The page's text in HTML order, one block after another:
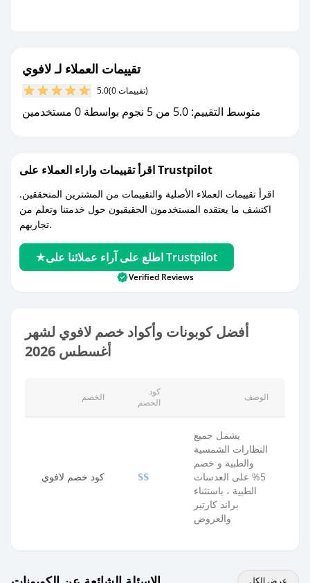
مع صحصح، تسوق بذكاء ووفّر على كل مشترياتك مع
تقييمات العملاء لـ لافوي
5.0 (0 تقييمات)
متوسط التقييم: 5.0 من 5 نجوم بواسطة 0 مستخدمين
اقرأ تقييمات واراء العملاء على Trustpilot
اقرأ تقييمات العملاء الأصلية والتقييمات من المشترين المتحققين.
اكتشف ما يعتقده المستخدمون الحقيقيون حول خدمتنا وتعلم من
تجاربهم.
اطلع على آراء عملائنا على Trustpilot
Verified Reviews
أفضل كوبونات وأكواد خصم لافوي لشهر
أغسطس 2026
الخصم
كود
الخصم
الوصف
كود خصم لافوي SS
يشمل جميع
النظارات الشمسية
والطبية و خصم
5% على العدسات
الطبية ، باستثناء
براند كارتير
والعروض
عرض الكل